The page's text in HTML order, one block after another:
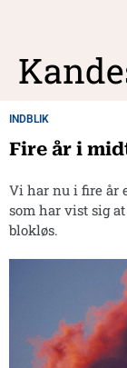
INDBLIK
Fire år i
Vi har nu i fire år
som har vist sig
blokløs.